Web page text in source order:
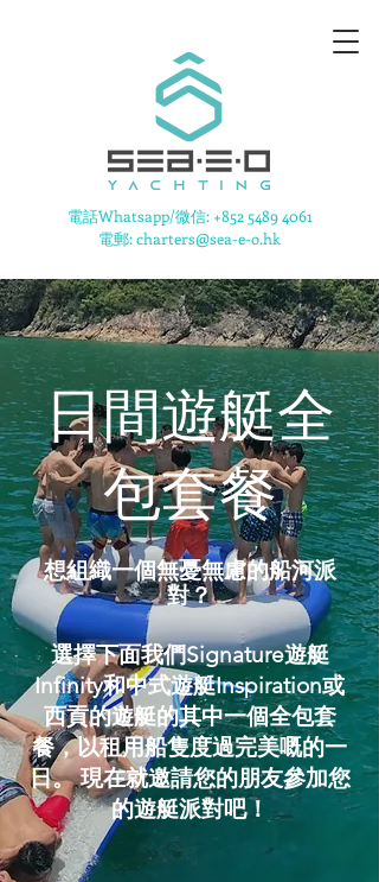
​電話Whatsapp/微信: +852 5489 4061
電郵: charters@sea-e-o.hk
日間遊艇全
包套餐
想組織一個無憂無慮的船河派
對？
選擇下面我們Signature遊艇
Infinity和中式遊艇Inspiration或
西貢的遊艇的其中一個全包套
餐，以租用船隻度過完美嘅的一
日。 現在就邀請您的朋友參加您
的遊艇派對吧！